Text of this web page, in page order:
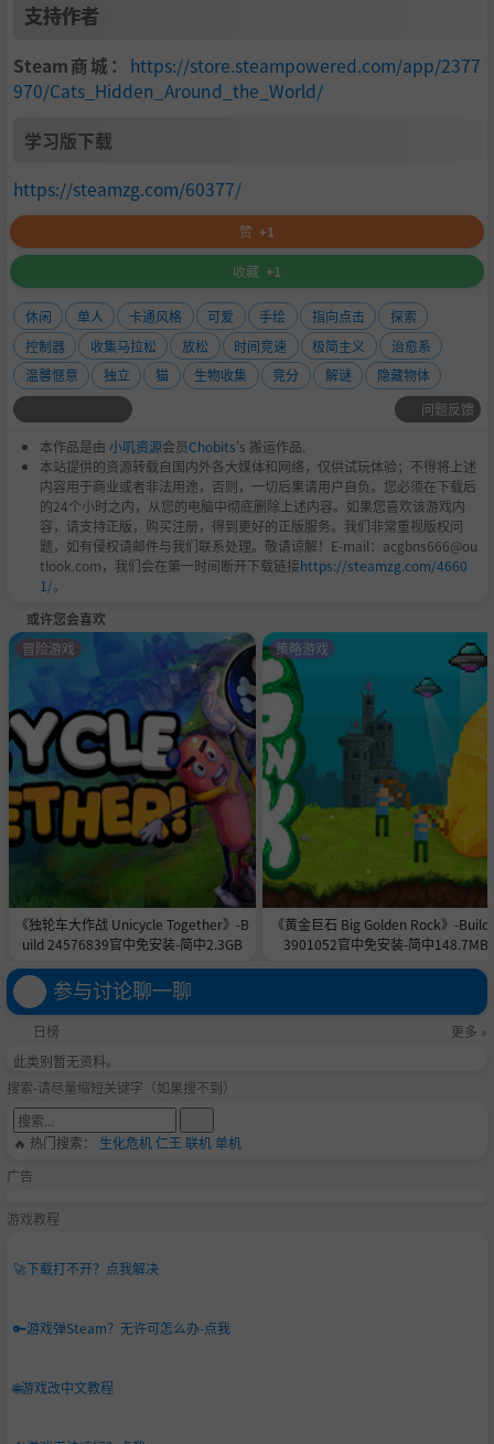
支持作者
Steam商城： https://store.steampowered.com/app/2377
970/Cats_Hidden_Around_the_World/
学习版下载
https://steamzg.com/60377/
赞 +1
收藏 +1
休闲 单人 卡通风格 可爱 手绘 指向点击
探索
控制器
收集马拉松 放松 时间竞速 极简主义
治愈系
温馨惬意
独立 猫 生物收集 竞分 解谜
隐藏物体
问题反馈
本作品是由 小叽资源会员Chobits's 搬运作品.
本站提供的资源转载自国内外各大媒体和网络，仅供试玩体验；不得将上述
内容用于商业或者非法用途，否则，一切后果请用户自负。您必须在下载后
的24个小时之内，从您的电脑中彻底删除上述内容。如果您喜欢该游戏内
容，请支持正版，购买注册，得到更好的正版服务。我们非常重视版权问
题，如有侵权请邮件与我们联系处理。敬请谅解！E-mail：acgbns666@ou
tlook.com，我们会在第一时间断开下载链接https://steamzg.com/4660
1/。
或许您会喜欢
《独轮车大作战 Unicycle Together》-B
uild 24576839官中免安装-简中2.3GB
冒险游戏
《黄金巨石 Big Golden Rock》-Build
3901052官中免安装-简中148.7MB
策略游戏
参与讨论聊一聊
日榜
更多 »
此类别暂无资料。
搜索-请尽量缩短关键字（如果搜不到）
🔥 热门搜索： 生化危机仁王 联机单机
广告
游戏教程
🚀下载打不开？点我解决
🔑游戏弹Steam？无许可怎么办-点我
🌐游戏改中文教程